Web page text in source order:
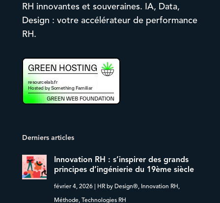
RH innovantes et souveraines. IA, Data,
Design : votre accélérateur de performance
RH.
Derniers articles
Innovation RH : s’inspirer des grands
principes d’ingénierie du 19ème siècle
février 4, 2026| HR by Design®, Innovation RH,
Méthode, Technologies RH